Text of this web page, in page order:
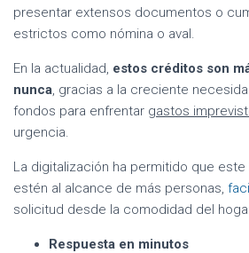
presentar extensos documentos o
estrictos como nómina o aval.
En la actualidad, estos créditos son
nunca, gracias a la creciente
fondos para enfrentar gastos
urgencia.
La digitalización ha permitido que
estén al alcance de más personas,
solicitud desde la comodidad del
Respuesta en minutos